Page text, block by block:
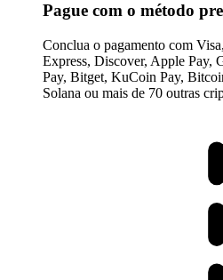
Pague com o método
Conclua o pagamento com
Express, Discover, Apple Pay,
Pay, Bitget, KuCoin Pay,
Solana ou mais de 70 outras